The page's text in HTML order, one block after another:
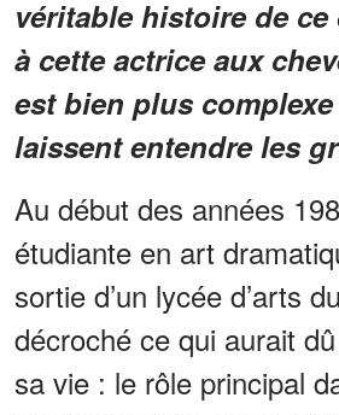
véritable histoire de
à cette actrice aux
est bien plus
laissent entendre les
Au début des années
étudiante en art
sortie d’un lycée d’arts
décroché ce qui aurait
sa vie : le rôle principal